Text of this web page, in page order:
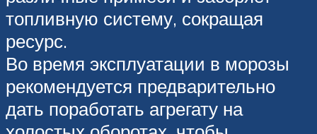
топливную систему, сокращая
ресурс.
Во время эксплуатации в морозы
рекомендуется предварительно
дать поработать агрегату на